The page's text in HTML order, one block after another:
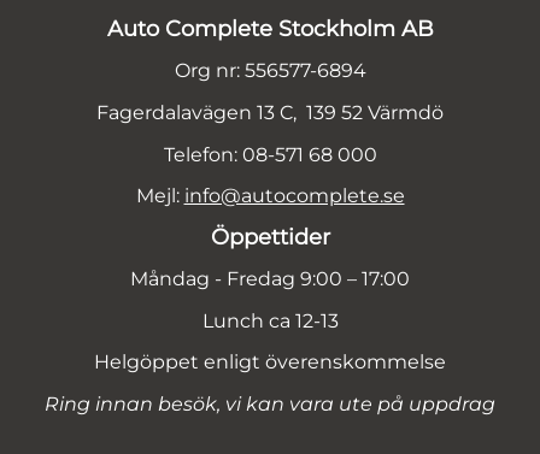
Auto Complete Stockholm AB
Org nr: 556577-6894
Fagerdalavägen 13 C, 139 52 Värmdö
Telefon: 08-571 68 000
Mejl: info@autocomplete.se
Öppettider
Måndag - Fredag 9:00 – 17:00
Lunch ca 12-13
Helgöppet enligt överenskommelse
Ring innan besök, vi kan vara ute på uppdrag